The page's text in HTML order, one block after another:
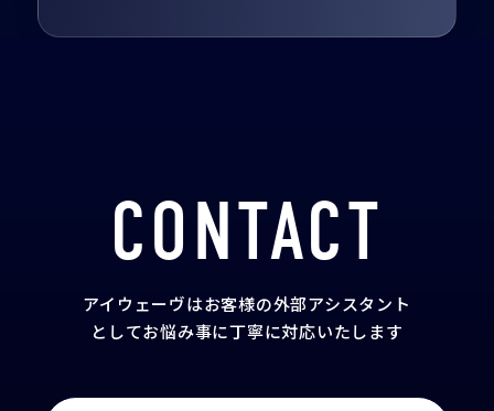
CONTACT
アイウェーヴはお客様の外部アシスタント
としてお悩み事に丁寧に対応いたします